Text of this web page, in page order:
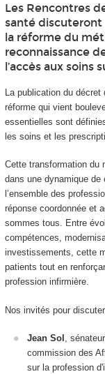
Les Rencontres
santé discuteront
la réforme du
reconnaissance
l’accès aux soins
La publication du
réforme qui vient
essentielles sont
les soins et les
Cette transformation du
dans une dynamique
l’ensemble des
réponse coordonnée et
sommes tous. Entre
compétences,
investissements, cette
patients tout en
profession infirmière.
Nos invités pour
Jean Sol ,
commission des
sur la profession